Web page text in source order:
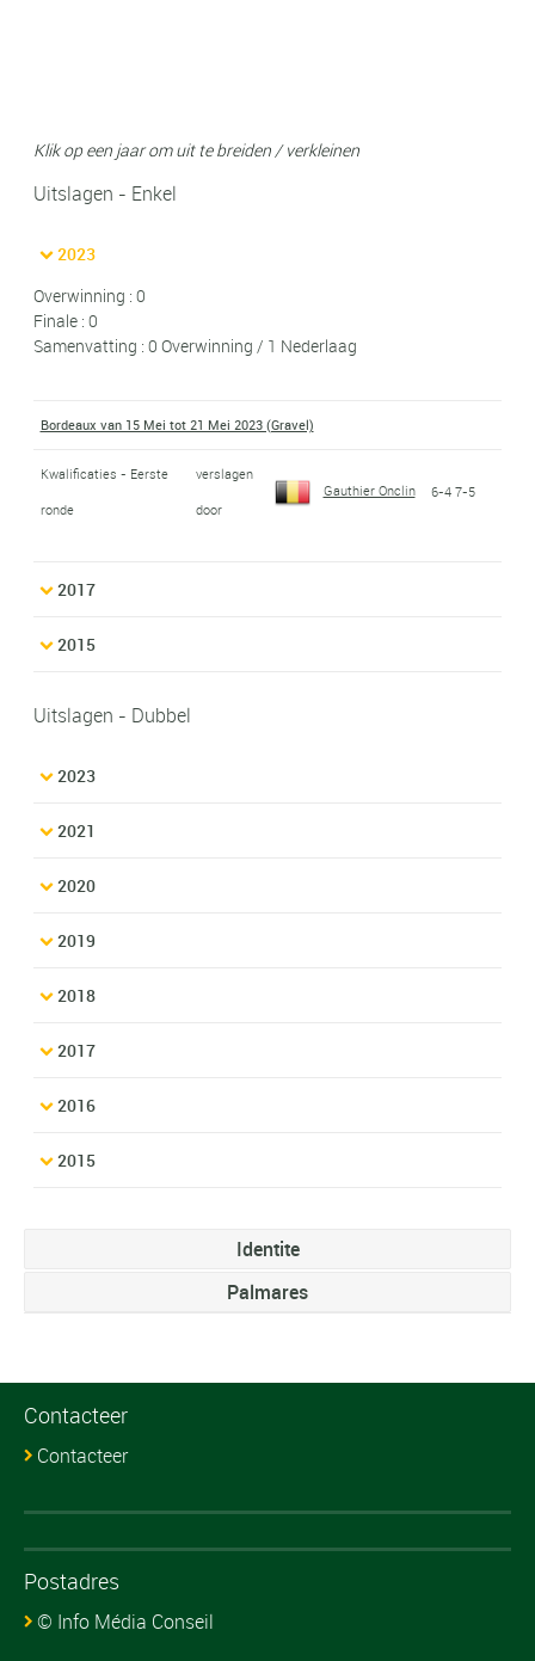
Klik op een jaar om uit te breiden / verkleinen
Uitslagen - Enkel
2023
Overwinning : 0
Finale : 0
Samenvatting : 0 Overwinning / 1 Nederlaag
Bordeaux van 15 Mei tot 21 Mei 2023 (Gravel)
Kwalificaties - Eerste
ronde
verslagen
door
Gauthier Onclin 6-4 7-5
2017
2015
Uitslagen - Dubbel
2023
2021
2020
2019
2018
2017
2016
2015
Identite
Palmares
Contacteer
Contacteer
Postadres
© Info Média Conseil